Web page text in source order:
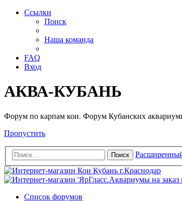
Ссылки
Поиск
Наша команда
FAQ
Вход
АКВА-КУБАНЬ
Форум по карпам кои. Форум Кубанских
Пропустить
Поиск
Список форумов